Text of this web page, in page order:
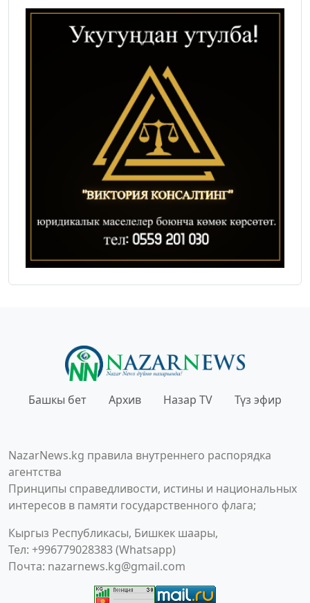
Башкы бет Архив Назар TV Түз эфир
NazarNews.kg правила внутреннего распорядка
агентства
Принципы справедливости, истины и национальных
интересов в памяти государственного флага;
Кыргыз Республикасы, Бишкек шаары,
Тел: +996779028383 (Whatsapp)
Почта: nazarnews.kg@gmail.com